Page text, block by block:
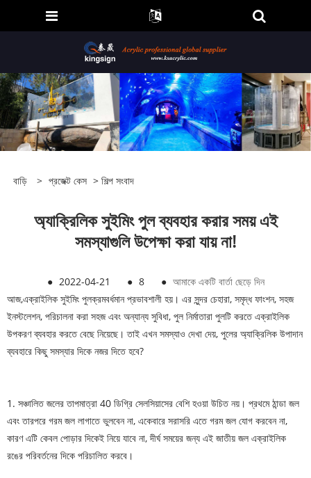
বাড়ি > প্রজেক্ট কেস > শিল্প সংবাদ
অ্যাক্রিলিক সুইমিং পুল ব্যবহার করার সময় এই
সমস্যাগুলি উপেক্ষা করা যায় না!
● 2022-04-21 ● 8 ● আমাকে একটি বার্তা ছেড়ে দিন
আজ,এক্রাইলিক সুইমিং পুলক্রমবর্ধমান প্রভাবশালী হয়। এর সুন্দর চেহারা, সমৃদ্ধ ফাংশন, সহজ
ইনস্টলেশন, পরিচালনা করা সহজ এবং অন্যান্য সুবিধা, পুল নির্মাতারা পুলটি করতে এক্রাইলিক
উপকরণ ব্যবহার করতে বেছে নিয়েছে। তাই এখন সমস্যাও দেখা দেয়, পুলের অ্যাক্রিলিক উপাদান
ব্যবহারে কিছু সমস্যার দিকে নজর দিতে হবে?
1. সঞ্চালিত জলের তাপমাত্রা 40 ডিগ্রি সেলসিয়াসের বেশি হওয়া উচিত নয়। প্রথমে ঠান্ডা জল
এবং তারপরে গরম জল লাগাতে ভুলবেন না, একেবারে সরাসরি এতে গরম জল যোগ করবেন না,
কারণ এটি কেবল পোড়ার দিকেই নিয়ে যাবে না, দীর্ঘ সময়ের জন্য এই জাতীয় জল এক্রাইলিক
রঙের পরিবর্তনের দিকে পরিচালিত করবে।